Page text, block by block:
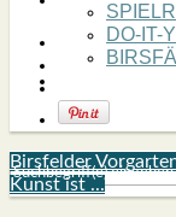
DO-IT-
Birsfelder
Kunst ist ...